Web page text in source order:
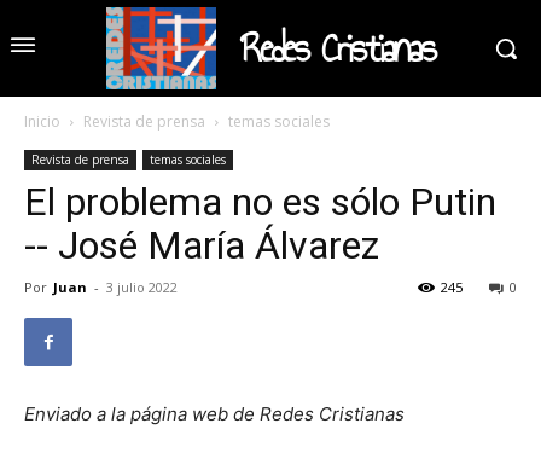
Redes Cristianas
Inicio Revista de prensa temas sociales
Revista de prensa temas sociales
El problema no es sólo Putin
-- José María Álvarez
Por Juan - 3 julio 2022 0
245
Enviado a la página web de Redes Cristianas